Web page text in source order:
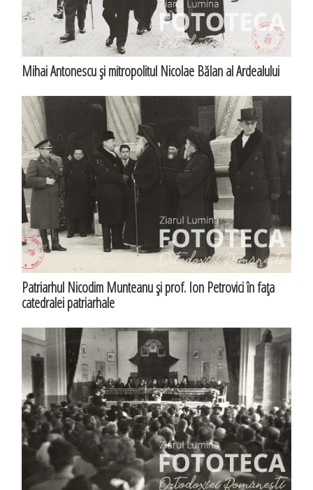
Mihai Antonescu şi mitropolitul Nicolae Bălan al Ardealului
Patriarhul Nicodim Munteanu şi prof. Ion Petrovici în faţa
catedralei patriarhale